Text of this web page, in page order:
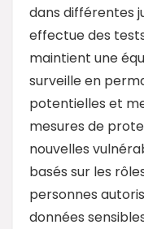
dans différentes
effectue des
maintient une
surveille en
potentielles et
mesures de
nouvelles
basés sur les
personnes
données